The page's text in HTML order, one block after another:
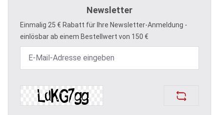
Newsletter
Einmalig 25 € Rabatt für Ihre Newsletter-Anmeldung -
einlösbar ab einem Bestellwert von 150 €